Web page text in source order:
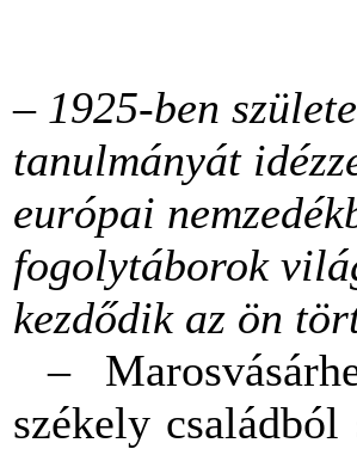
– 1925-ben
tanulmányát
európai
fogolytáborok
kezdődik az ön
–
székely